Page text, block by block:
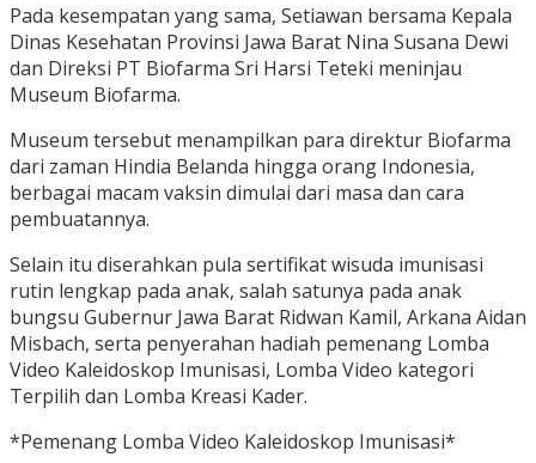
Pada kesempatan yang sama, Setiawan bersama Kepala
Dinas Kesehatan Provinsi Jawa Barat Nina Susana Dewi
dan Direksi PT Biofarma Sri Harsi Teteki meninjau
Museum Biofarma.
Museum tersebut menampilkan para direktur Biofarma
dari zaman Hindia Belanda hingga orang Indonesia,
berbagai macam vaksin dimulai dari masa dan cara
pembuatannya.
Selain itu diserahkan pula sertifikat wisuda imunisasi
rutin lengkap pada anak, salah satunya pada anak
bungsu Gubernur Jawa Barat Ridwan Kamil, Arkana Aidan
Misbach, serta penyerahan hadiah pemenang Lomba
Video Kaleidoskop Imunisasi, Lomba Video kategori
Terpilih dan Lomba Kreasi Kader.
*Pemenang Lomba Video Kaleidoskop Imunisasi*